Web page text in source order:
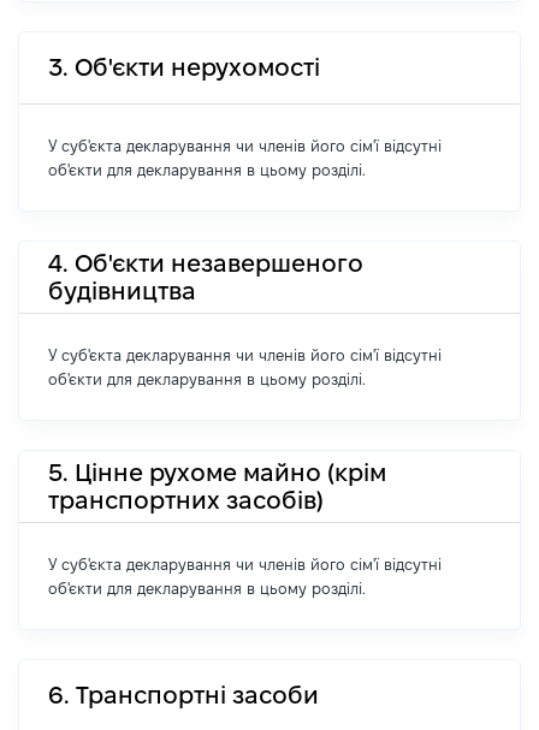
3. Об'єкти нерухомості
У суб'єкта декларування чи членів його сім'ї відсутні
об'єкти для декларування в цьому розділі.
4. Об'єкти незавершеного
будівництва
У суб'єкта декларування чи членів його сім'ї відсутні
об'єкти для декларування в цьому розділі.
5. Цінне рухоме майно (крім
транспортних засобів)
У суб'єкта декларування чи членів його сім'ї відсутні
об'єкти для декларування в цьому розділі.
6. Транспортні засоби